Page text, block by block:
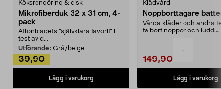
-
Köksrengöring & disk
Mikrofiberduk 32 x 31 cm, 4-
pack
Aftonbladets "självklara favorit” i
test av d...
Utförande: Grå/beige
39,90
Lägg i varukorg
Klädvård
Noppborttagare
Vårda kläder och andra
ta bort noppor och ludd.
149,90
Lägg i varukorg